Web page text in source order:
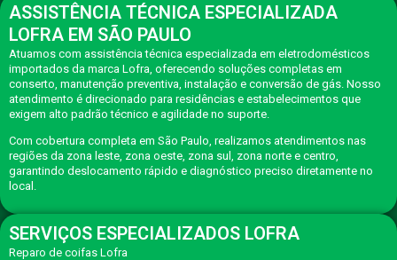
ASSISTÊNCIA TÉCNICA ESPECIALIZADA
LOFRA EM SÃO PAULO
Atuamos com assistência técnica especializada em eletrodomésticos
importados da marca Lofra, oferecendo soluções completas em
conserto, manutenção preventiva, instalação e conversão de gás. Nosso
atendimento é direcionado para residências e estabelecimentos que
exigem alto padrão técnico e agilidade no suporte.
Com cobertura completa em São Paulo, realizamos atendimentos nas
regiões da zona leste, zona oeste, zona sul, zona norte e centro,
garantindo deslocamento rápido e diagnóstico preciso diretamente no
local.
SERVIÇOS ESPECIALIZADOS LOFRA
Reparo de coifas Lofra